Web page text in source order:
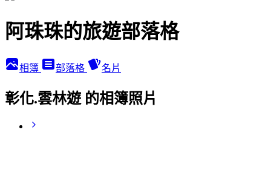
阿珠珠的旅遊部落格
相簿 部落格 名片
彰化.雲林遊 的相簿照片